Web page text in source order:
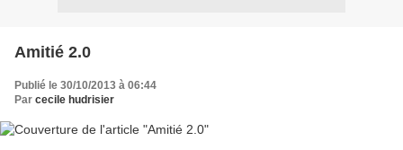
Amitié 2.0
Publié le 30/10/2013 à 06:44
Par cecile hudrisier